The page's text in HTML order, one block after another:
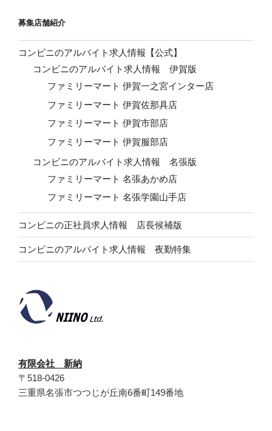
b
o
o
k
募集店舗紹介
コンビニのアルバイト求人情報【公式】
コンビニのアルバイト求人情報 伊賀版
ファミリーマート 伊賀一之宮インター店
ファミリーマート 伊賀佐那具店
ファミリーマート 伊賀市部店
ファミリーマート 伊賀服部店
コンビニのアルバイト求人情報 名張版
ファミリーマート 名張あかめ店
ファミリーマート 名張学園山手店
コンビニの正社員求人情報 店長候補版
コンビニのアルバイト求人情報 夜勤特集
有限会社 新納
〒518-0426
三重県名張市つつじが丘南6番町149番地